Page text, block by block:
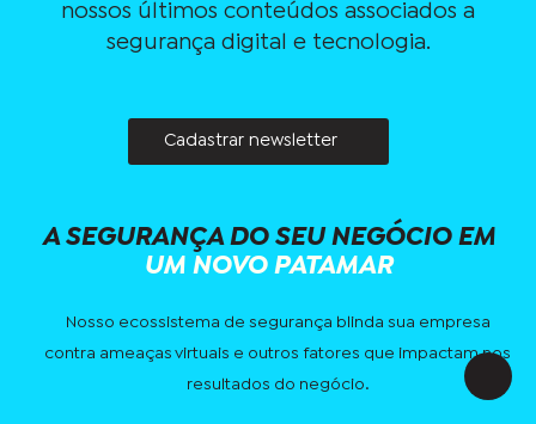
nossos últimos conteúdos associados a
segurança digital e tecnologia.
Cadastrar newsletter
A SEGURANÇA DO SEU NEGÓCIO EM
UM NOVO PATAMAR
Nosso ecossistema de segurança blinda sua empresa
contra ameaças virtuais e outros fatores que impactam nos
resultados do negócio.